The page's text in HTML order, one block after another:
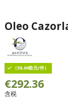
Oleo
（59,00欧元/件）
€292.36
含税